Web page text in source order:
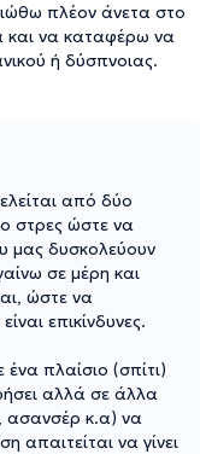
πλέον άνετα στο
και να καταφέρω να
ή δύσπνοιας.
από δύο
στρες ώστε να
μας δυσκολεύουν
σε μέρη και
ώστε να
επικίνδυνες.
πλαίσιο (σπίτι)
αλλά σε άλλα
ασανσέρ κ.α) να
απαιτείται να γίνει